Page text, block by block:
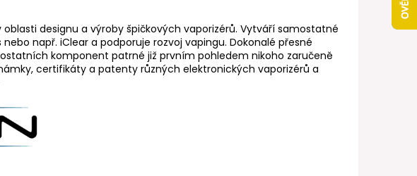
designu a výroby špičkových vaporizérů. Vytváří samostatné
nebo např. iClear a podporuje rozvoj vapingu. Dokonalé přesné
komponent patrné již prvním pohledem nikoho zaručeně
certifikáty a patenty různých elektronických vaporizérů a